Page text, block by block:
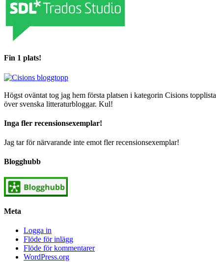
Fin 1 plats!
Högst oväntat tog jag hem första platsen i kategorin Cisions topplista
över svenska litteraturbloggar. Kul!
Inga fler recensionsexemplar!
Jag tar för närvarande inte emot fler recensionsexemplar!
Blogghubb
Meta
Logga in
Flöde för inlägg
Flöde för kommentarer
WordPress.org